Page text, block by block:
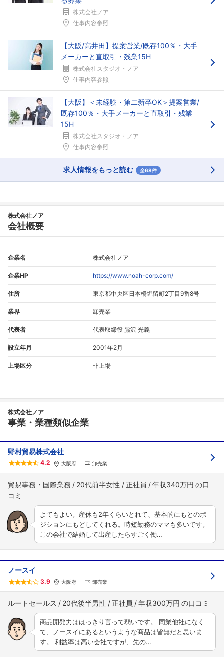
株式会社ノア
仕事内容参照
【大阪/高井田】提案営業/既存100％・大手
メーカーと直取引・残業15H
株式会社スタジオ・ノア
仕事内容参照
【大阪】＜未経験・第二新卒OK＞提案営業/
既存100％・大手メーカーと直取引・残業
15H
株式会社スタジオ・ノア
仕事内容参照
求人情報をもっと読む 全68件
株式会社ノア
会社概要
企業名 株式会社ノア
企業HP https://www.noah-corp.com/
住所 東京都中央区日本橋堀留町2丁目9番8号
業界 卸売業
代表者 代表取締役 脇沢 光義
設立年月 2001年2月
上場区分 非上場
株式会社ノア
事業・業種類似企業
野村貿易株式会社
4.2 大阪府 卸売業
貿易事務・国際業務 20代前半女性 正社員 年収340万円
よてもよい。産休も2年くらいとれて、基本的にもとのポ
ジションにもどしてくれる。時短勤務のママも多いです。
この会社で結婚して出産したらすごく働…
ノースイ
3.9 大阪府 卸売業
ルートセールス 20代後半男性 正社員 年収300万円
商品開発力ははっきり言って弱いです。 同業他社になく
て、ノースイにあるというような商品は皆無だと思いま
す。 利益率は高い会社ですが、先の…